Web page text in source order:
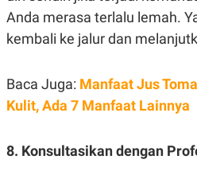
Anda merasa terlalu lemah.
kembali ke jalur dan
Baca Juga: Manfaat Jus
Kulit, Ada 7 Manfaat Lainnya
8. Konsultasikan dengan